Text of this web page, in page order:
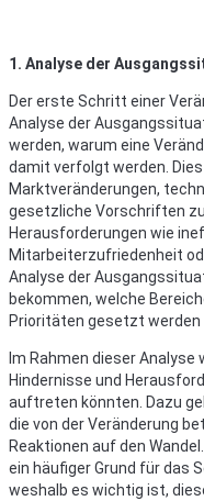
1. Analyse der
Der erste Schritt einer
Analyse der
werden, warum eine
damit verfolgt werden.
Marktveränderungen,
gesetzliche Vorschriften
Herausforderungen wie
Mitarbeiterzufriedenheit
Analyse der
bekommen, welche
Prioritäten gesetzt werden
Im Rahmen dieser
Hindernisse und
auftreten könnten. Dazu
die von der Veränderung
Reaktionen auf den
ein häufiger Grund für das
weshalb es wichtig ist,